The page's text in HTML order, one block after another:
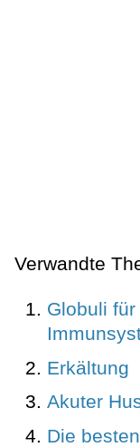
Verwandte
Globuli
Erkältung
Akuter
Die